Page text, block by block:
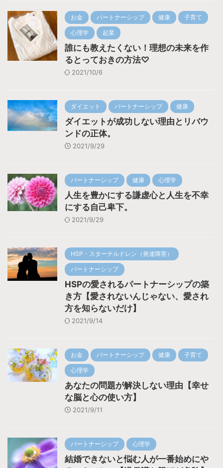
お金 パートナーシップ 健康 子育て
心理学 起業
誰にも教えたくない！理想の未来を作
るとっておきの方法♡
2021/10/6
ダイエット パートナーシップ 健康
ダイエットが成功しない理由とリバウ
ンドの正体。
2021/9/29
パートナーシップ 健康 心理学
人生を豊かにする謙虚心と人生を不幸
にする自己卑下。
2021/9/29
HSP・スターチルドレン（発達障害）
パートナーシップ
HSPの愛されるパートナーシップの築
き方【愛されないんじゃない、愛され
方を知らないだけ】
2021/9/14
お金 パートナーシップ 健康 子育て
心理学
あなたの問題が解決しない理由【幸せ
な脳と心の使い方】
2021/9/11
パートナーシップ 心理学
結婚できないと悩む人が一番始めにや